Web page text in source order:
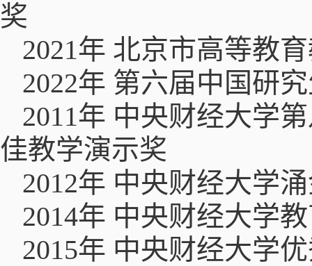
奖
2021年 北京市高等教
2022年 第六届中国研
2011年 中央财经大学
佳教学演示奖
2012年 中央财经大学
2014年 中央财经大学
2015年 中央财经大学